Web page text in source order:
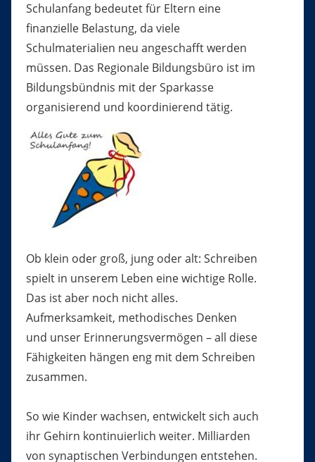
Schulanfang bedeutet für Eltern eine
finanzielle Belastung, da viele
Schulmaterialien neu angeschafft werden
müssen. Das Regionale Bildungsbüro ist im
Bildungsbündnis mit der Sparkasse
organisierend und koordinierend tätig.
Ob klein oder groß, jung oder alt: Schreiben
spielt in unserem Leben eine wichtige Rolle.
Das ist aber noch nicht alles.
Aufmerksamkeit, methodisches Denken
und unser Erinnerungsvermögen – all diese
Fähigkeiten hängen eng mit dem Schreiben
zusammen.
So wie Kinder wachsen, entwickelt sich auch
ihr Gehirn kontinuierlich weiter. Milliarden
von synaptischen Verbindungen entstehen.